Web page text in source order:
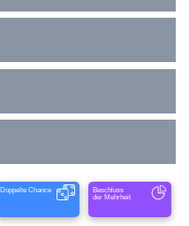
Doppelte Chance
Beschluss
der Mehrheit